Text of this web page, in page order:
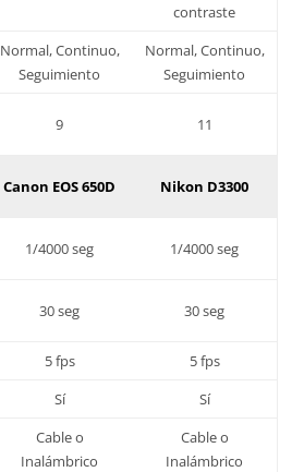
contraste
Normal, Continuo,
Seguimiento
Normal, Continuo,
Seguimiento
9 11
Canon EOS 650D Nikon D3300
1/4000 seg 1/4000 seg
30 seg 30 seg
5 fps
5 fps
Sí Sí
Cable o
Inalámbrico
Cable o
Inalámbrico